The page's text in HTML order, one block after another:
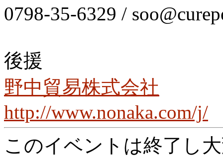
0798-35-6329 /
後援
野中貿易株式会社
http://www.nonaka.com/j/
このイベントは終了し